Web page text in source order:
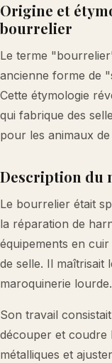
Origine et
bourrelier
Le terme
ancienne forme de
Cette étymologie
qui fabrique des
pour les animaux
Description du
Le bourrelier était
la réparation de
équipements en
de selle. Il maîtrisait
maroquinerie lourde.
Son travail
découper et coudre
métalliques et